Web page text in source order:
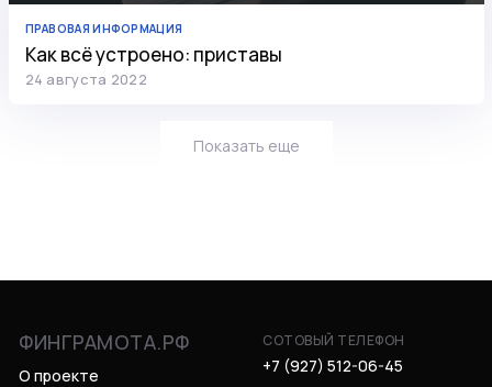
ПРАВОВАЯ ИНФОРМАЦИЯ
Как всё устроено: приставы
24 августа 2022
Показать еще
ФИНГРАМОТА.РФ
О проекте
СОТОВЫЙ ТЕЛЕФОН
+7 (927) 512-06-45